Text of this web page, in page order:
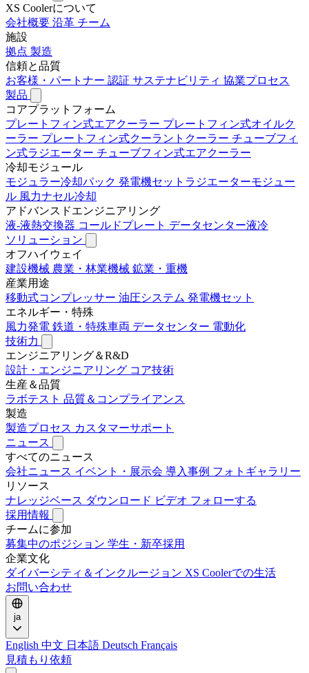
XS Coolerについて
会社概要 沿革 チーム
施設
拠点 製造
信頼と品質
お客様・パートナー 認証 サステナビリティ 協業プロセス
製品
コアプラットフォーム
プレートフィン式エアクーラー プレートフィン式オイルク
ーラー プレートフィン式クーラントクーラー チューブフィ
ン式ラジエーター チューブフィン式エアクーラー
冷却モジュール
モジュラー冷却パック 発電機セットラジエーターモジュー
ル 風力ナセル冷却
アドバンスドエンジニアリング
液-液熱交換器 コールドプレート データセンター液冷
ソリューション
オフハイウェイ
建設機械 農業・林業機械 鉱業・重機
産業用途
移動式コンプレッサー 油圧システム 発電機セット
エネルギー・特殊
風力発電 鉄道・特殊車両 データセンター 電動化
技術力
エンジニアリング＆R&D
設計・エンジニアリング コア技術
生産＆品質
ラボテスト 品質＆コンプライアンス
製造
製造プロセス カスタマーサポート
ニュース
すべてのニュース
会社ニュース イベント・展示会 導入事例 フォトギャラリー
リソース
ナレッジベース ダウンロード ビデオ フォローする
採用情報
チームに参加
募集中のポジション 学生・新卒採用
企業文化
ダイバーシティ＆インクルージョン XS Coolerでの生活
お問い合わせ
ja
English 中文 日本語 Deutsch Français
見積もり依頼